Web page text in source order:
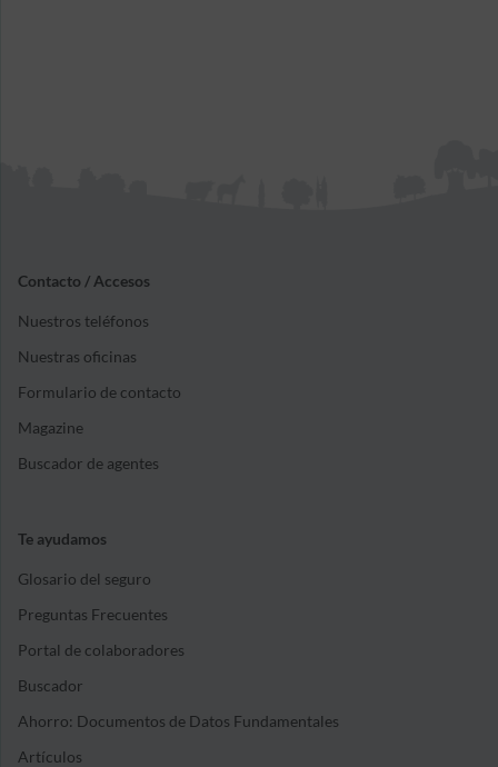
Contacto / Accesos
Nuestros teléfonos
Nuestras oficinas
Formulario de contacto
Magazine
Buscador de agentes
Te ayudamos
Glosario del seguro
Preguntas Frecuentes
Portal de colaboradores
Buscador
Ahorro: Documentos de Datos Fundamentales
Artículos